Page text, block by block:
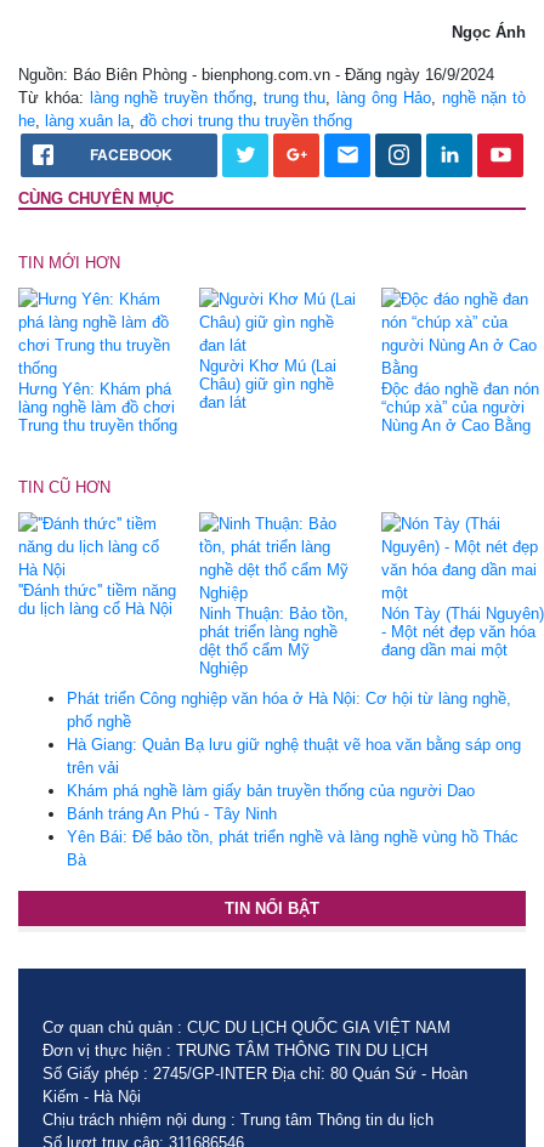
Ngọc Ánh
Nguồn: Báo Biên Phòng - bienphong.com.vn - Đăng ngày 16/9/2024
Từ khóa: làng nghề truyền thống, trung thu làng ông Hảo, nghề nặn tò
he
làng xuân la đồ chơi trung thu truyền thống
FACEBOOK
CÙNG CHUYÊN MỤC
TIN MỚI HƠN
Hưng Yên: Khám phá
làng nghề làm đồ chơi
Trung thu truyền thống
Người Khơ Mú (Lai
Châu) giữ gìn nghề
đan lát
Độc đáo nghề đan nón
“chúp xà” của người
Nùng An ở Cao Bằng
TIN CŨ HƠN
''Đánh thức'' tiềm năng
du lịch làng cổ Hà Nội
Ninh Thuận: Bảo tồn,
phát triển làng nghề
dệt thổ cẩm Mỹ
Nghiệp
Nón Tày (Thái Nguyên)
- Một nét đẹp văn hóa
đang dần mai một
Phát triển Công nghiệp văn hóa ở Hà Nội: Cơ hội từ làng nghề,
phố nghề
Hà Giang: Quản Bạ lưu giữ nghệ thuật vẽ hoa văn bằng sáp ong
trên vải
Khám phá nghề làm giấy bản truyền thống của người Dao
Bánh tráng An Phú - Tây Ninh
Yên Bái: Để bảo tồn, phát triển nghề và làng nghề vùng hồ Thác
Bà
TIN NỔI BẬT
Cơ quan chủ quản : CỤC DU LỊCH QUỐC GIA VIỆT NAM
Đơn vị thực hiện : TRUNG TÂM THÔNG TIN DU LỊCH
Số Giấy phép : 2745/GP-INTER Địa chỉ: 80 Quán Sứ - Hoàn
Kiếm - Hà Nội
Chịu trách nhiệm nội dung : Trung tâm Thông tin du lịch
Số lượt truy cập: 311686546